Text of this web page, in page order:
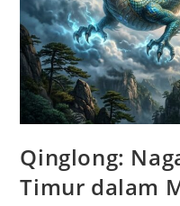
Qinglong:
Timur dalam